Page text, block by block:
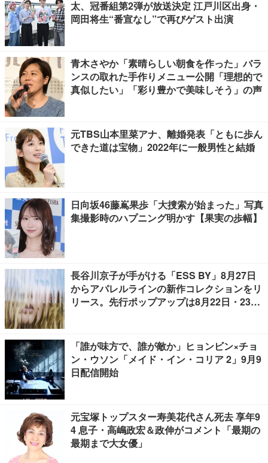
太、冠番組第2弾が放送決定 江戸川区出身・
岡田将生“番宣なし”で再びゲスト出演
青木さやか「素晴らしい朝食を作った」バラ
ンスの取れた手作りメニュー公開「理想的で
真似したい」「彩り豊かで美味しそう」の声
元TBS山本里菜アナ、離婚発表「ともに歩ん
できた道は宝物」2022年に一般男性と結婚
日向坂46藤嶌果歩「大捜索が始まった」写真
集撮影時のハプニング明かす【果実の歩幅】
長谷川京子が手がける「ESS BY」8月27日
からアパレルラインの新作コレクションをリ
リース。先行ポップアップは8月22日・23日
「誰が味方で、誰が敵か」ヒョンビン×チョ
ン・ウソン「メイド・イン・コリア 2」9月9
日配信開始
元宝塚トップスター寿美花代さん死去 享年9
4 息子・高嶋政宏＆政伸がコメント「最期の
最期まで大女優」